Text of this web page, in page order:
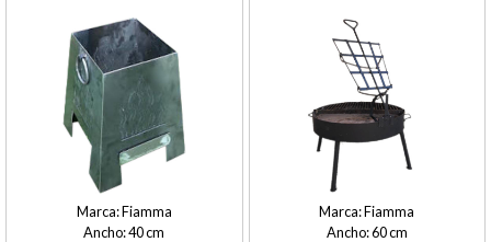
Fiamma
40
Fiamma
60